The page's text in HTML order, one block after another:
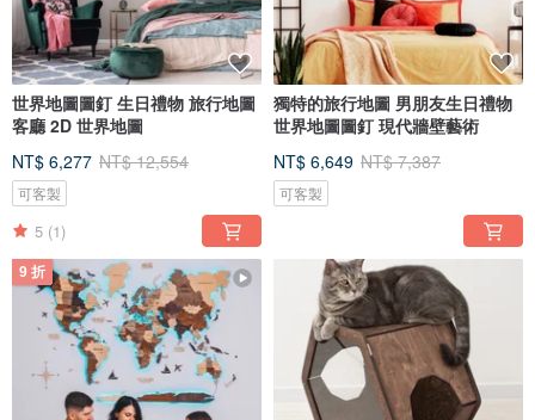
世界地圖圖釘 生日禮物 旅行地圖
客廳 2D 世界地圖
NT$ 6,277 NT$ 12,554
可客製
5 (1)
獨特的旅行地圖 男朋友生日禮物
世界地圖圖釘 現代牆壁藝術
NT$ 6,649 NT$ 7,387
可客製
9 折